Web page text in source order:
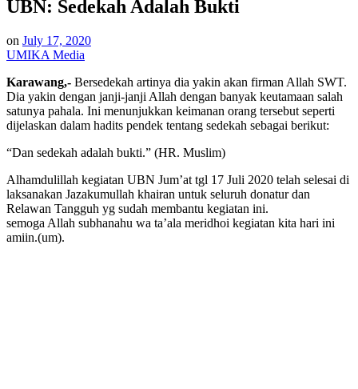
UBN: Sedekah Adalah Bukti
on July 17, 2020
UMIKA Media
Karawang,- Bersedekah artinya dia yakin akan firman Allah SWT.
Dia yakin dengan janji-janji Allah dengan banyak keutamaan salah
satunya pahala. Ini menunjukkan keimanan orang tersebut seperti
dijelaskan dalam hadits pendek tentang sedekah sebagai berikut:
“Dan sedekah adalah bukti.” (HR. Muslim)
Alhamdulillah kegiatan UBN Jum’at tgl 17 Juli 2020 telah selesai di
laksanakan Jazakumullah khairan untuk seluruh donatur dan
Relawan Tangguh yg sudah membantu kegiatan ini.
semoga Allah subhanahu wa ta’ala meridhoi kegiatan kita hari ini
amiin.(um).